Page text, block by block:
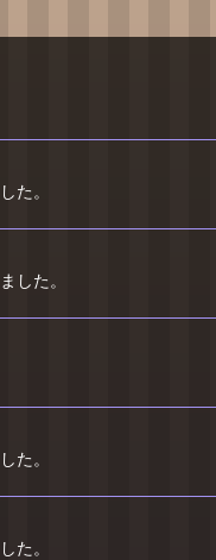
た。
した。
た。
た。